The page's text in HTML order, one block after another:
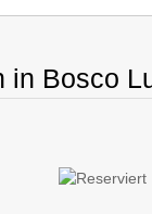
in Bosco